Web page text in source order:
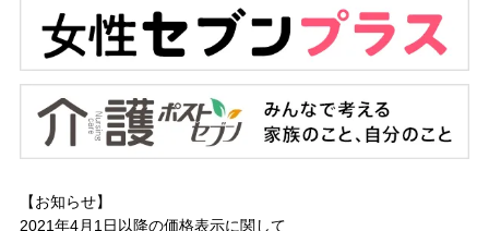
【お知らせ】
2021年4月1日以降の価格表示に関して